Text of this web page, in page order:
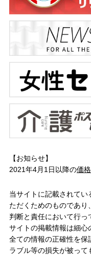
【お知らせ】
2021年4月1日以降の価
当サイトに記載されて
ただくためのものであ
判断と責任において行っ
サイトの掲載情報は細心
全ての情報の正確性を保
ラブル等の損失が被っ